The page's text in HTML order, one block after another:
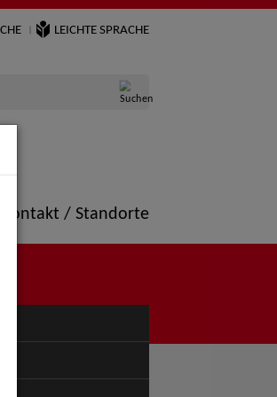
LEICHTE SPRACHE
Kontakt / Standorte